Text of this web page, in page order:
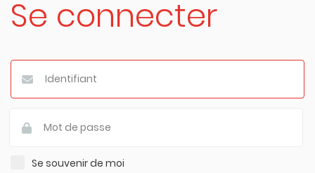
Se connecter
Se souvenir de moi